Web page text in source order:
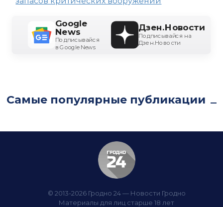
Google
News
Подписывайся
в Google News
Дзен.Новости
Подписывайся на
Дзен.Новости
Самые популярные публикации
© 2013-2026 Гродно 24 — Новости Гродно
Материалы для лиц старше 18 лет